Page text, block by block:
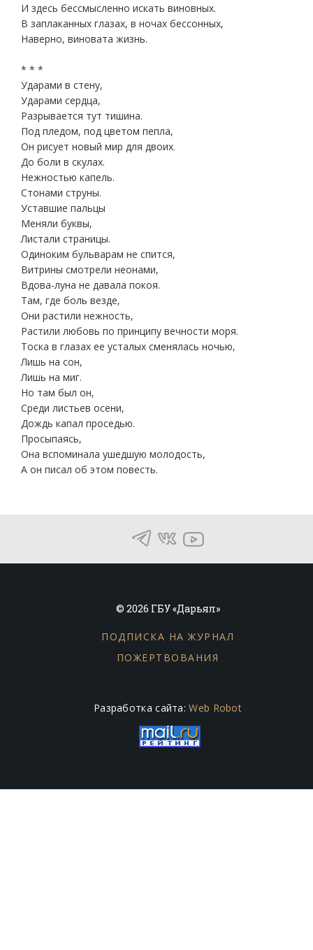
И здесь бессмысленно искать виновных.
В заплаканных глазах, в ночах бессонных,
Наверно, виновата жизнь.
* * *
Ударами в стену,
Ударами сердца,
Разрывается тут тишина.
Под пледом, под цветом пепла,
Он рисует новый мир для двоих.
До боли в скулах.
Нежностью капель.
Стонами струны.
Уставшие пальцы
Меняли буквы,
Листали страницы.
Одиноким бульварам не спится,
Витрины смотрели неонами,
Вдова-луна не давала покоя.
Там, где боль везде,
Они растили нежность,
Растили любовь по принципу вечности моря.
Тоска в глазах ее усталых сменялась ночью,
Лишь на сон,
Лишь на миг.
Но там был он,
Среди листьев осени,
Дождь капал проседью.
Просыпаясь,
Она вспоминала ушедшую молодость,
А он писал об этом повесть.
© 2026 ГБУ «Дарьял»
ПОДПИСКА НА ЖУРНАЛ
ПОЖЕРТВОВАНИЯ
Разработка сайта:Web Robot